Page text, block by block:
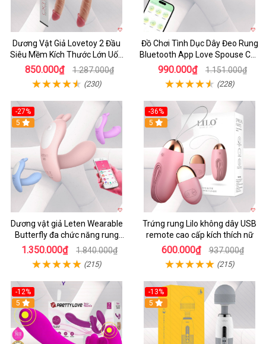
Dương Vật Giả Lovetoy 2 Đầu
Siêu Mềm Kích Thước Lớn Uốn
Cong
850.000₫ 1.287.000₫
(230)
Đồ Chơi Tình Dục Dây Đeo Rung
Bluetooth App Love Spouse Cho
Les
990.000₫ 1.151.000₫
(228)
-27%
5
Dương vật giả Leten Wearable
Butterfly đa chức năng rung
mạnh điều khiển app bluetooth
1.350.000₫ 1.840.000₫
(215)
-36%
5
Trứng rung Lilo không dây USB
remote cao cấp kích thích nữ
600.000₫ 937.000₫
(215)
-12%
5
-13%
5